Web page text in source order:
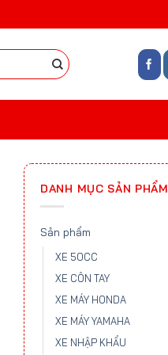
DANH MỤC SẢN PHẨM
Sản phẩm
XE 50CC
XE CÔN TAY
XE MÁY HONDA
XE MÁY YAMAHA
XE NHẬP KHẨU